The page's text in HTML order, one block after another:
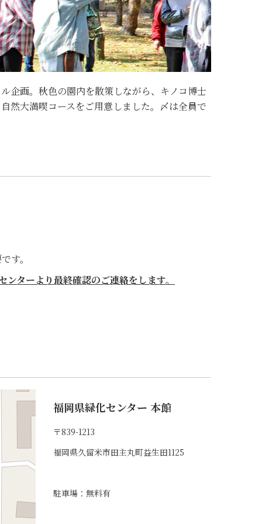
企画。秋色の園内を散策しながら、キノコ博士
然大満喫コースをご用意しました。〆は全員で
す。
ンターより最終確認のご連絡をします。
福岡県緑化センター 本館
〒839-1213
福岡県久留米市田主丸町益生田1125
駐車場：無料有